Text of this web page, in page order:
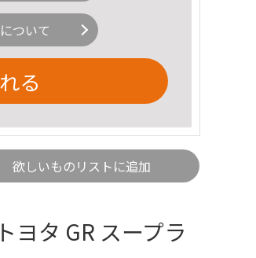
ついて
る
欲しいものリストに追加
ヨタ GR スープラ